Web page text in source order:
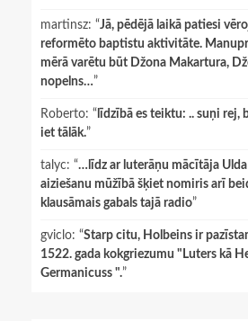
martinsz: “Jā, pēdējā laikā patiesi
reformēto baptistu aktivitāte.
mērā varētu būt Džona Makartura,
nopelns…”
Roberto: “ līdzībā es teiktu: .. suņi rej,
iet tālāk.”
talyc: “…līdz ar luterāņu mācītāja Ulda
aiziešanu mūžībā šķiet nomiris arī
klausāmais gabals tajā radio”
gviclo: “Starp citu, Holbeins ir
1522. gada kokgriezumu "Luters kā
Germanicuss ".”